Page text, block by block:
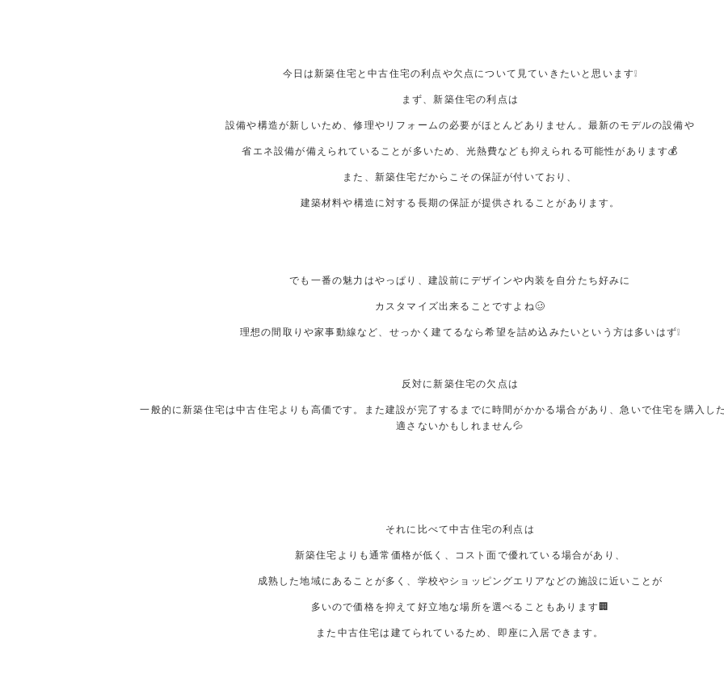
今日は新築住宅と中古住宅の利点や欠点について見ていきたいと思います❕
まず、新築住宅の利点は
設備や構造が新しいため、修理やリフォームの必要がほとんどありません。最新のモデルの設備や
省エネ設備が備えられていることが多いため、光熱費なども抑えられる可能性があります💰
また、新築住宅だからこその保証が付いており、
建築材料や構造に対する長期の保証が提供されることがあります。
でも一番の魅力はやっぱり、建設前にデザインや内装を自分たち好みに
カスタマイズ出来ることですよね🥴
理想の間取りや家事動線など、せっかく建てるなら希望を詰め込みたいという方は多いはず❕
反対に新築住宅の欠点は
一般的に新築住宅は中古住宅よりも高価です。また建設が完了するまでに時間がかかる場合があり、急いで住宅を購入し
適さないかもしれません💦
それに比べて中古住宅の利点は
新築住宅よりも通常価格が低く、コスト面で優れている場合があり、
成熟した地域にあることが多く、学校やショッピングエリアなどの施設に近いことが
多いので価格を抑えて好立地な場所を選べることもあります🏢
また中古住宅は建てられているため、即座に入居できます。